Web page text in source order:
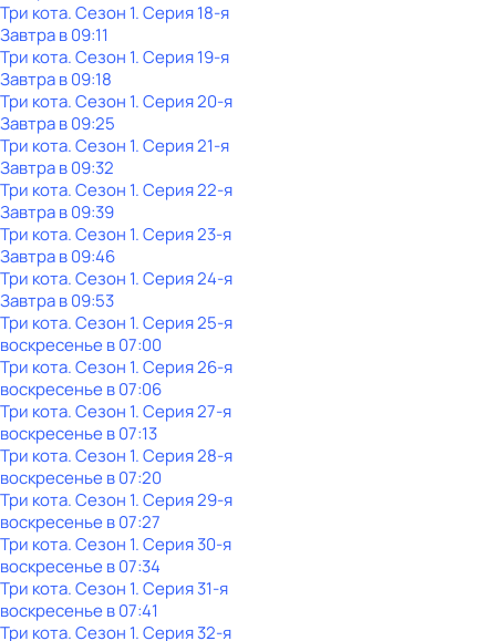
Три кота. Сезон 1. Серия 18-я
Завтра в 09:11
Три кота. Сезон 1. Серия 19-я
Завтра в 09:18
Три кота. Сезон 1. Серия 20-я
Завтра в 09:25
Три кота. Сезон 1. Серия 21-я
Завтра в 09:32
Три кота. Сезон 1. Серия 22-я
Завтра в 09:39
Три кота. Сезон 1. Серия 23-я
Завтра в 09:46
Три кота. Сезон 1. Серия 24-я
Завтра в 09:53
Три кота. Сезон 1. Серия 25-я
воскресенье в07:00
Три кота. Сезон 1. Серия 26-я
воскресенье в07:06
Три кота. Сезон 1. Серия 27-я
воскресенье в07:13
Три кота. Сезон 1. Серия 28-я
воскресенье в07:20
Три кота. Сезон 1. Серия 29-я
воскресенье в07:27
Три кота. Сезон 1. Серия 30-я
воскресенье в07:34
Три кота. Сезон 1. Серия 31-я
воскресенье в07:41
Три кота. Сезон 1. Серия 32-я